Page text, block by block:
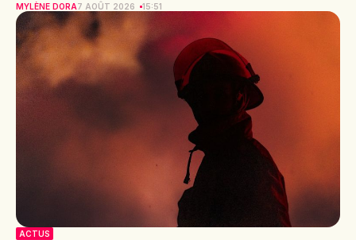
MYLÈNE DORA7 AOÛT 2026 15:51
ACTUS